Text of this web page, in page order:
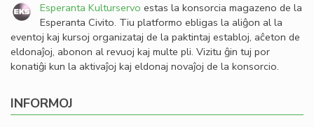
Esperanta Kulturservo estas la konsorcia magazeno de la
Esperanta Civito. Tiu platformo ebligas la aliĝon al la
eventoj kaj kursoj organizataj de la paktintaj establoj, aĉeton de
eldonaĵoj, abonon al revuoj kaj multe pli. Vizitu ĝin tuj por
konatiĝi kun la aktivaĵoj kaj eldonaj novaĵoj de la konsorcio.
INFORMOJ